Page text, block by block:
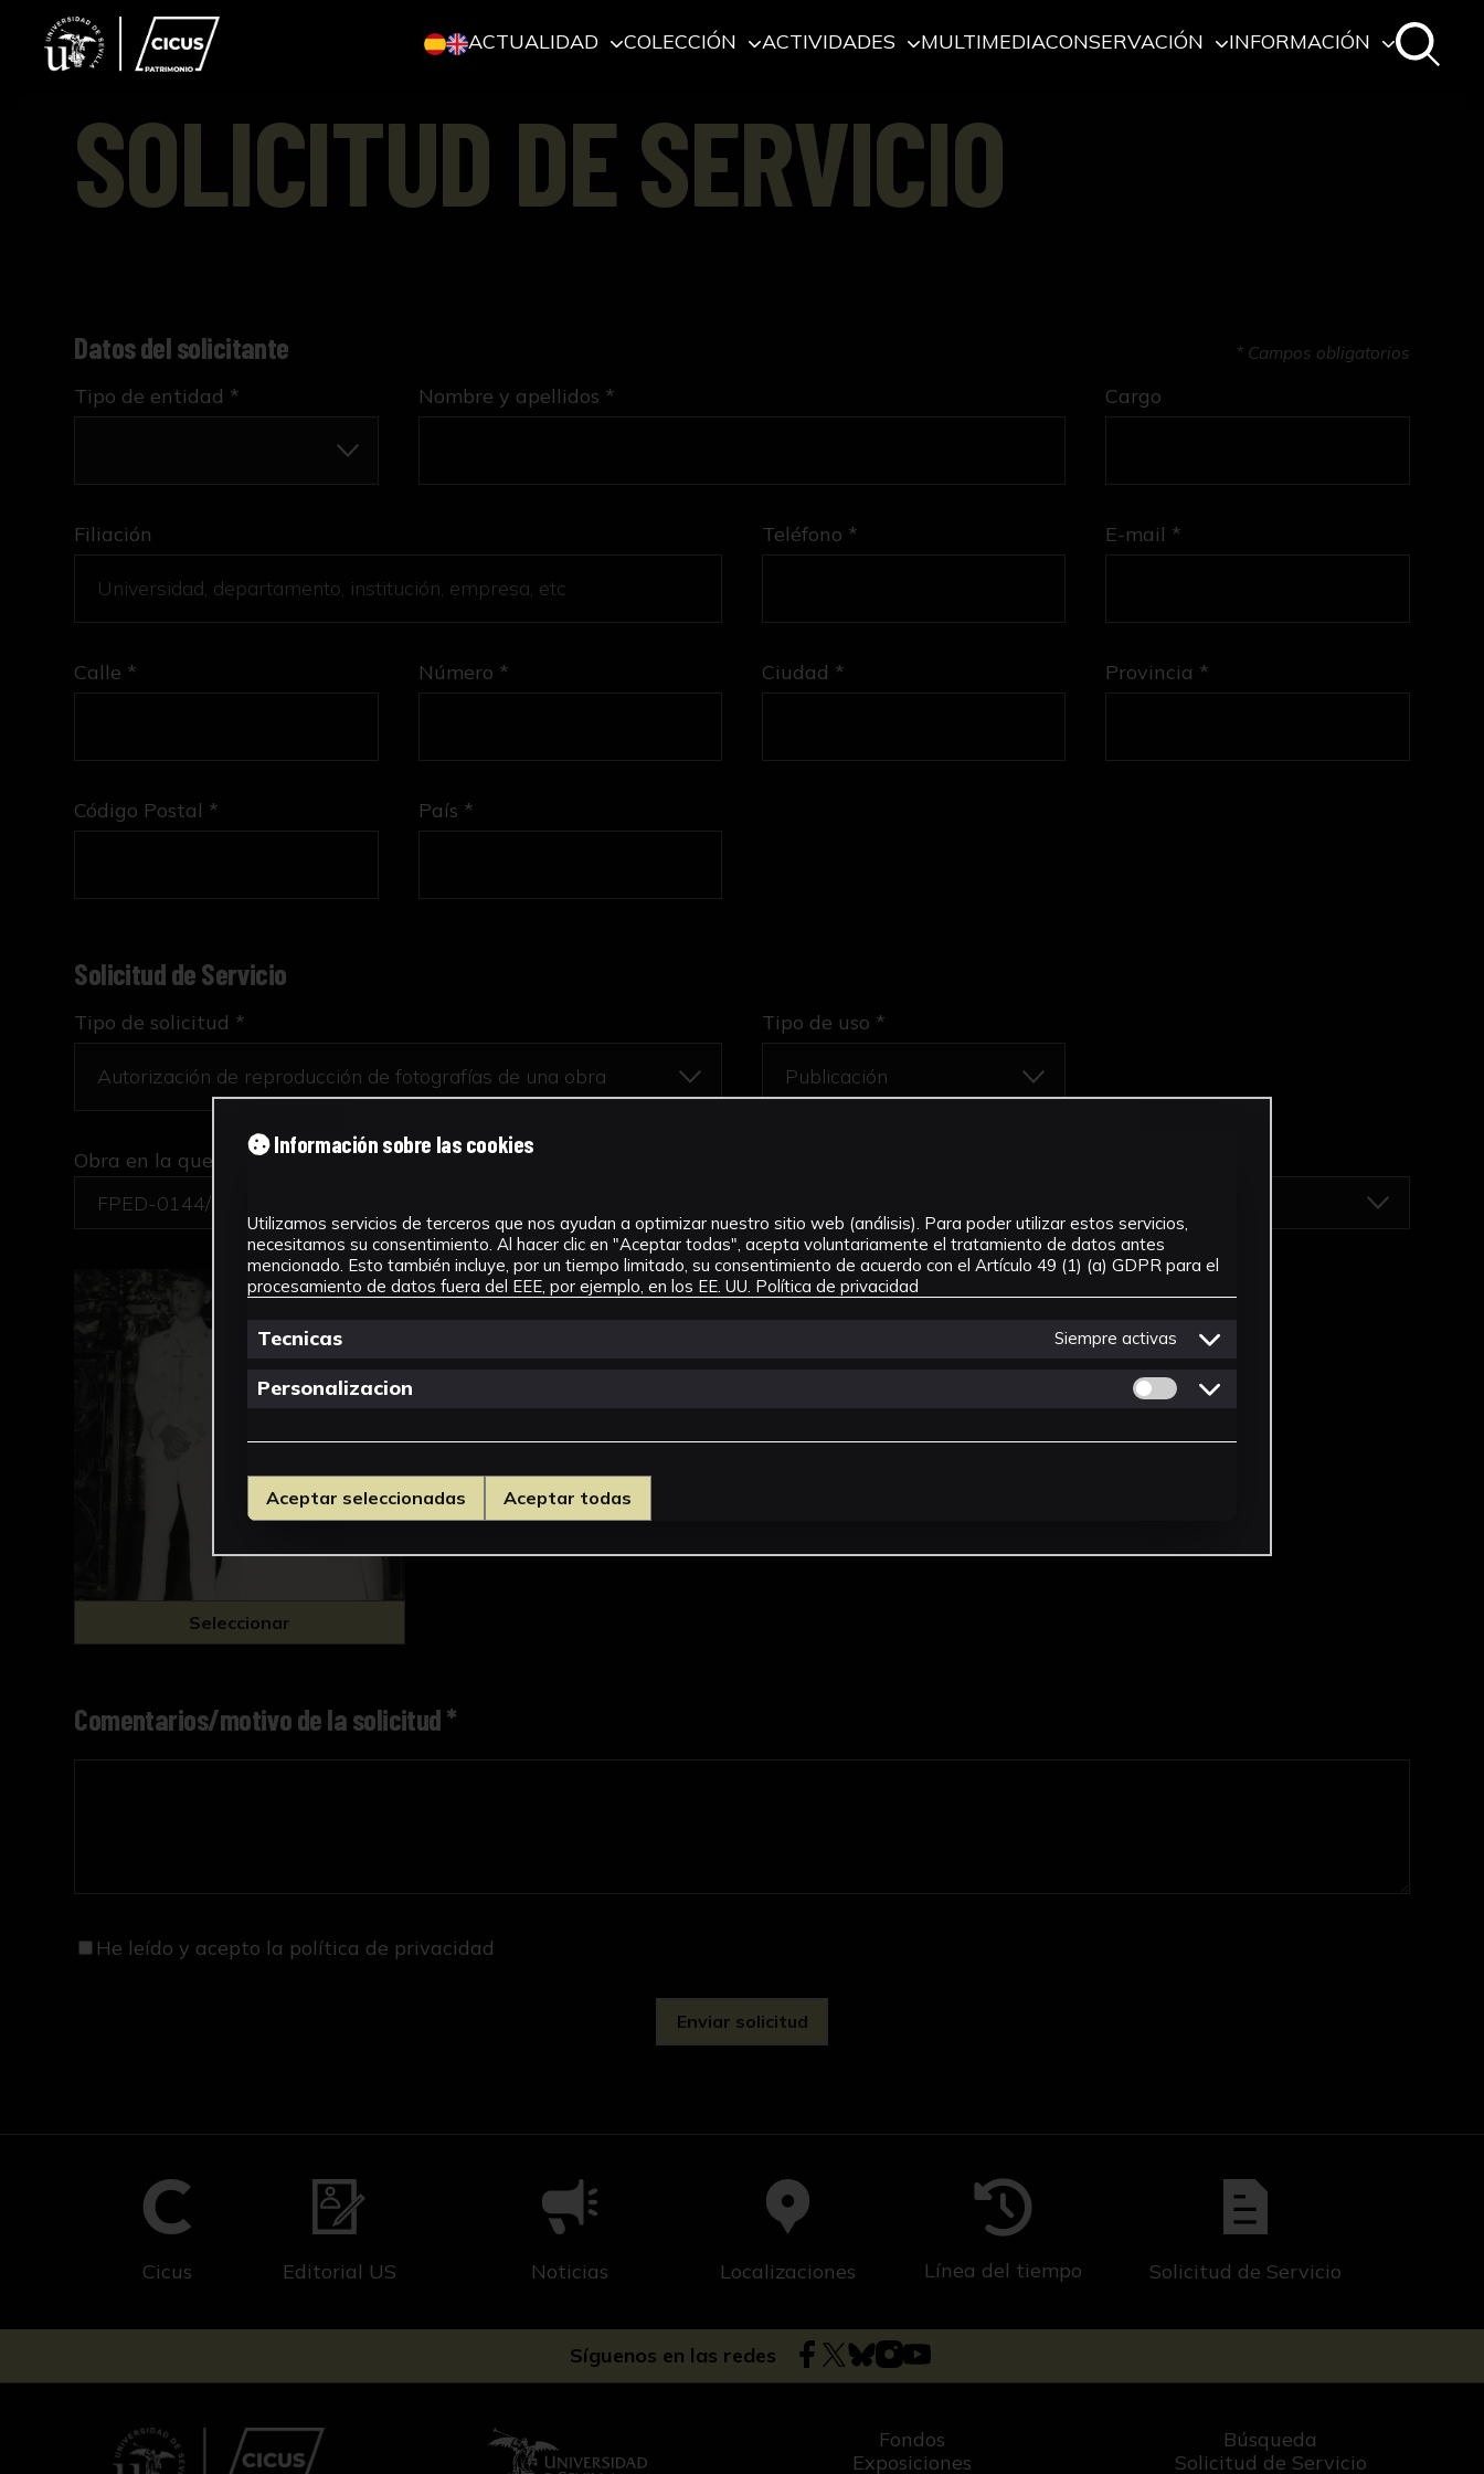
ACTUALIDAD COLECCIÓN ACTIVIDADES MULTIMEDIACONSERVACIÓN INFORMACIÓN
SOLICITUD DE SERVICIO
Datos del solicitante * Campos obligatorios
Tipo de entidad * Nombre y apellidos * Cargo
Filiación Teléfono * E-mail *
Calle * Número * Ciudad * Provincia *
Código Postal * País *
Solicitud de Servicio
Tipo de solicitud * Tipo de uso *
Obra en la que está interesado/a*
FPED-0144/Niños de Primera Comunión
Seleccionar
Comentarios/motivo de la solicitud *
He leído y acepto la política de privacidad
Cicus Editorial US Noticias Localizaciones Línea del tiempo Solicitud de Servicio
Síguenos en las redes
Fondos
Exposiciones
Búsqueda
Solicitud de Servicio
Información sobre las cookies
Utilizamos servicios de terceros que nos ayudan a optimizar nuestro sitio web (análisis). Para poder utilizar estos servicios,
necesitamos su consentimiento. Al hacer clic en "Aceptar todas", acepta voluntariamente el tratamiento de datos antes
mencionado. Esto también incluye, por un tiempo limitado, su consentimiento de acuerdo con el Artículo 49 (1) (a) GDPR para el
procesamiento de datos fuera del EEE, por ejemplo, en los EE. UU. Política de privacidad
Tecnicas Siempre activas
Personalizacion Permitir cookies de Personalizacion
Aceptar seleccionadas Aceptar todas